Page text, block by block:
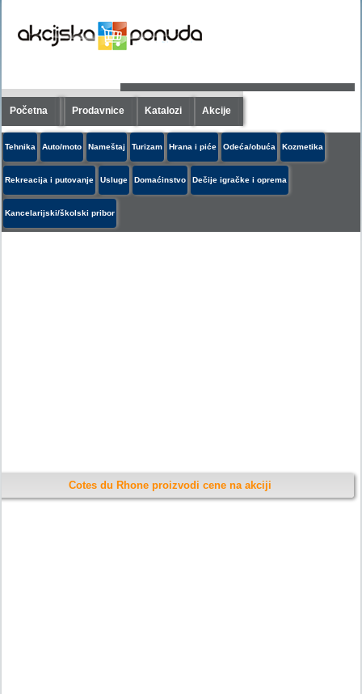
Početna Prodavnice Katalozi Akcije
Tehnika Auto/moto Nameštaj Turizam Hrana i piće Odeća/obuća Kozmetika
Rekreacija i putovanje Usluge Domaćinstvo Dečije igračke i oprema
Kancelarijski/školski pribor
Cotes du Rhone proizvodi cene na akciji